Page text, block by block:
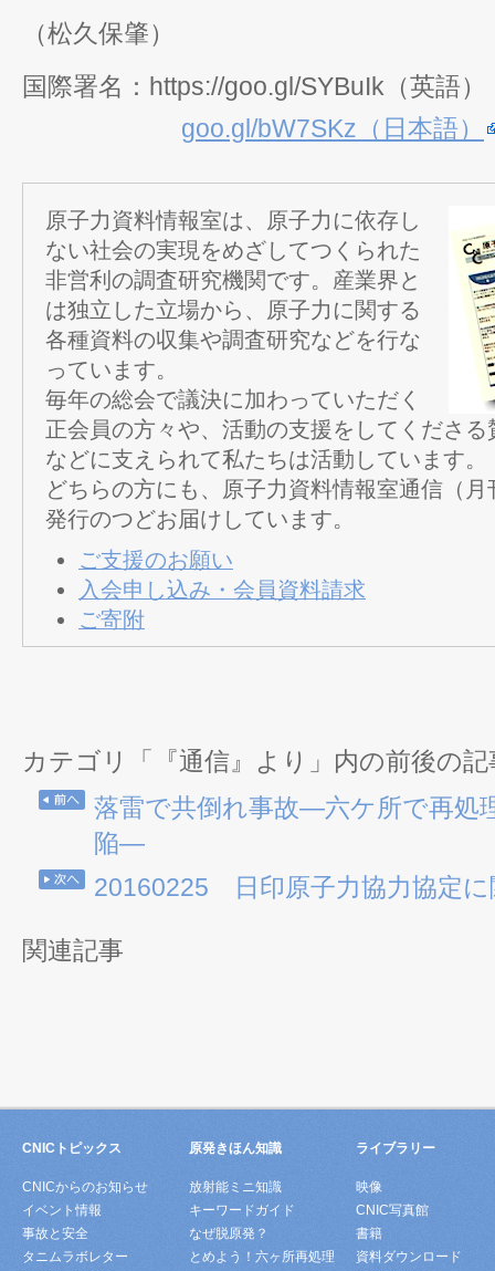
（松久保肇）
国際署名：https://goo.gl/SYBuIk（英語）
goo.gl/bW7SKz（日本語）
原子力資料情報室は、原子力に依存し
ない社会の実現をめざしてつくられた
非営利の調査研究機関です。産業界と
は独立した立場から、原子力に関する
各種資料の収集や調査研究などを行な
っています。
毎年の総会で議決に加わっていただく
正会員の方々や、活動の支援をしてくださ
などに支えられて私たちは活動しています。
どちらの方にも、原子力資料情報室通信（
発行のつどお届けしています。
ご支援のお願い
入会申し込み・会員資料請求
ご寄附
カテゴリ「『通信』より」内の前後の記
落雷で共倒れ事故―六ケ所で再処
陥―
20160225 日印原子力協力協定に
関連記事
CNICトピックス
CNICからのお知らせ
イベント情報
事故と安全
タニムラボレター
原発きほん知識
放射能ミニ知識
キーワードガイド
なぜ脱原発？
とめよう！六ヶ所再処理
ライブラリー
映像
CNIC写真館
書籍
資料ダウンロード